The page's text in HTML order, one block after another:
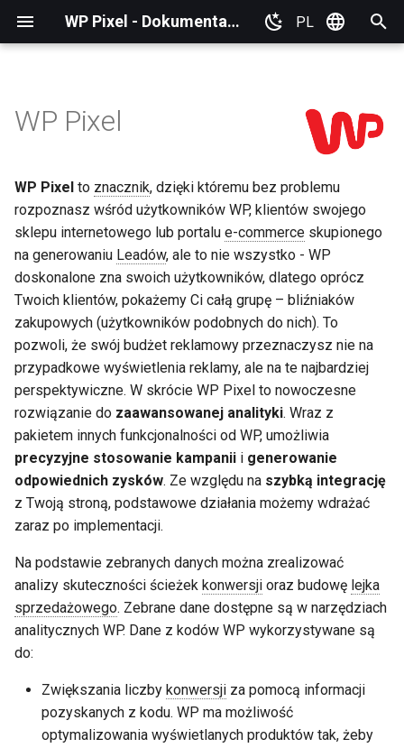
WP Pixel - Dokumentacja PL
c
n
j
p
i
s
a
ć
a
s
z
u
Wtyczki
IdoSell (IAI)
PrestaShop
WordPress
Inne
Wdrażanie zdarzeń
Wdrażanie zdarzeń
dodatkowych
Dostępne zdarzenia
i wymagane parametry
Parametry dodatkowe
Integracja S2S
SDK Pixel
Podstawowe informacje
WP Pixel
WP Pixel to znacznik, dzięki któremu bez problemu
rozpoznasz wśród użytkowników WP, klientów swojego
sklepu internetowego lub portalu e-commerce skupionego
na generowaniu Leadów, ale to nie wszystko - WP
doskonalone zna swoich użytkowników, dlatego oprócz
Twoich klientów, pokażemy Ci całą grupę – bliźniaków
zakupowych (użytkowników podobnych do nich). To
pozwoli, że swój budżet reklamowy przeznaczysz nie na
przypadkowe wyświetlenia reklamy, ale na te najbardziej
perspektywiczne. W skrócie WP Pixel to nowoczesne
rozwiązanie do zaawansowanej analityki. Wraz z
pakietem innych funkcjonalności od WP, umożliwia
precyzyjne stosowanie kampanii i generowanie
odpowiednich zysków. Ze względu na szybką integrację
z Twoją stroną, podstawowe działania możemy wdrażać
zaraz po implementacji.
Na podstawie zebranych danych można zrealizować
analizy skuteczności ścieżek konwersji oraz budowę lejka
sprzedażowego. Zebrane dane dostępne są w narzędziach
analitycznych WP. Dane z kodów WP wykorzystywane są
do:
Zwiększania liczby konwersji za pomocą informacji
pozyskanych z kodu. WP ma możliwość
optymalizowania wyświetlanych produktów tak, żeby